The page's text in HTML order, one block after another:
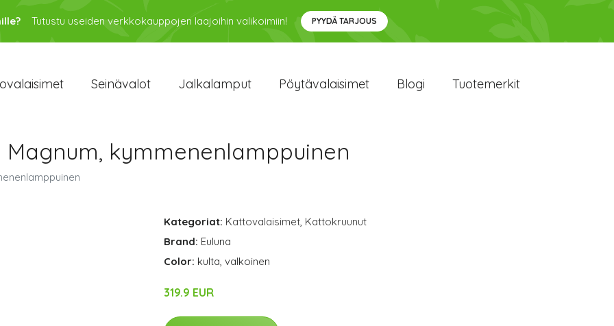
Tutustu useiden verkkokauppojen laajoihin valikoimiin! PYYDÄ TARJOUS
Seinävalot Jalkalamput Pöytävalaisimet Blogi Tuotemerkit
kymmenenlamppuinen
Kategoriat: Kattovalaisimet, Kattokruunut
Brand: Euluna
Color: kulta, valkoinen
319.9 EUR